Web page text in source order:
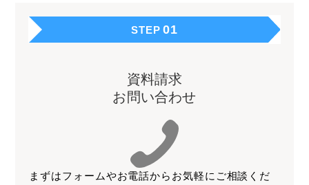
STEP 01
資料請求
お問い合わせ
まずはフォームやお電話からお気軽にご相談くだ